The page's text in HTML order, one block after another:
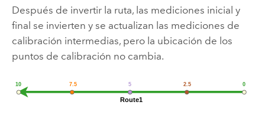
Después de invertir la ruta, las mediciones inicial y
final se invierten y se actualizan las mediciones de
calibración intermedias, pero la ubicación de los
puntos de calibración no cambia.